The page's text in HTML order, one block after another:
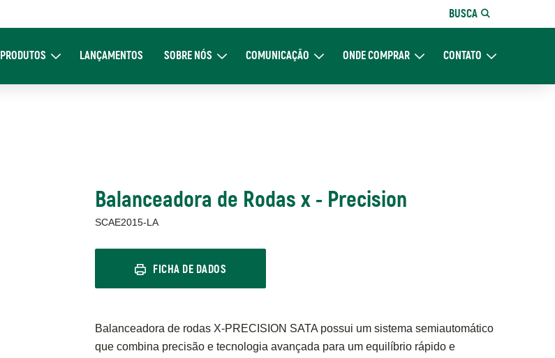
BUSCA
PRODUTOSExpand ProdutosLANÇAMENTOS SOBRE NÓSExpand Sobre NósCOMUNICAÇÃOExpand ComunicaçãoONDE COMPRARExpand Onde Comprar
CONTATOExpand Contato
Balanceadora de Rodas x - Precision
SCAE2015-LA
FICHA DE DADOS
Balanceadora de rodas X-PRECISION SATA possui um sistema semiautomático
que combina precisão e tecnologia avançada para um equilíbrio rápido e